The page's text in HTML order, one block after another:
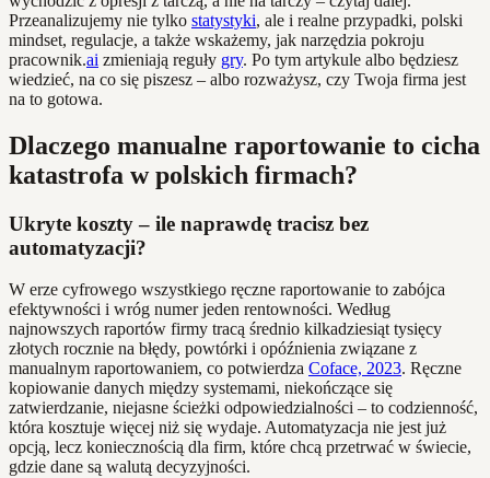
Przeanalizujemy nie tylko statystyki, ale i realne przypadki, polski
mindset, regulacje, a także wskażemy, jak narzędzia pokroju
pracownik.ai zmieniają reguły gry. Po tym artykule albo będziesz
wiedzieć, na co się piszesz – albo rozważysz, czy Twoja firma jest
na to gotowa.
Dlaczego manualne raportowanie to cicha
katastrofa w polskich firmach?
Ukryte koszty – ile naprawdę tracisz bez
automatyzacji?
W erze cyfrowego wszystkiego ręczne raportowanie to zabójca
efektywności i wróg numer jeden rentowności. Według
najnowszych raportów firmy tracą średnio kilkadziesiąt tysięcy
złotych rocznie na błędy, powtórki i opóźnienia związane z
manualnym raportowaniem, co potwierdza Coface, 2023. Ręczne
kopiowanie danych między systemami, niekończące się
zatwierdzanie, niejasne ścieżki odpowiedzialności – to codzienność,
która kosztuje więcej niż się wydaje. Automatyzacja nie jest już
opcją, lecz koniecznością dla firm, które chcą przetrwać w świecie,
gdzie dane są walutą decyzyjności.